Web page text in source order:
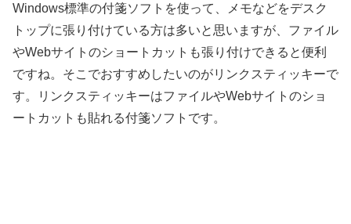
Windows標準の付箋ソフトを使って、メモなどをデスク
トップに張り付けている方は多いと思いますが、ファイル
やWebサイトのショートカットも張り付けできると便利
ですね。そこでおすすめしたいのがリンクスティッキーで
す。リンクスティッキーはファイルやWebサイトのショ
ートカットも貼れる付箋ソフトです。